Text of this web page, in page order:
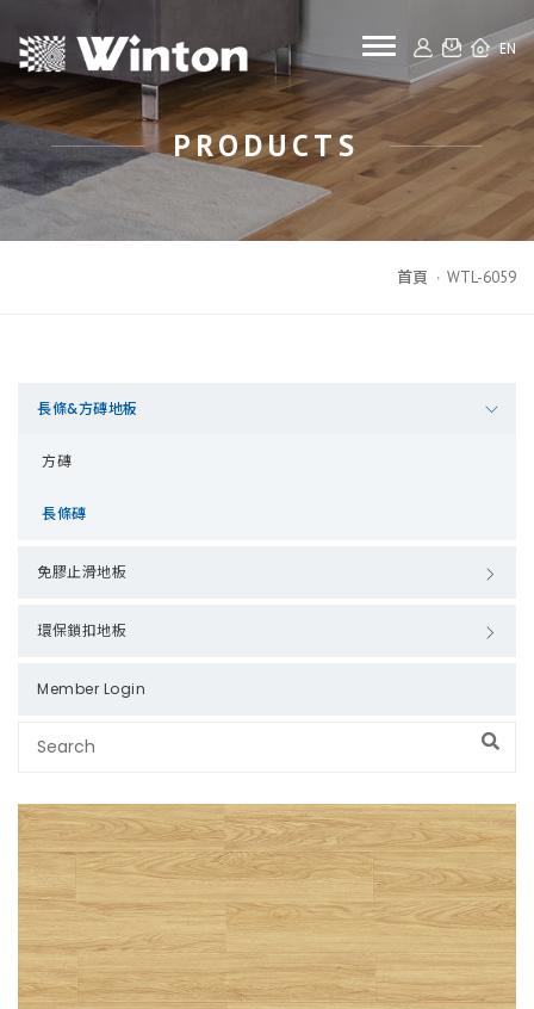
toggle EN
PRODUCTS
首頁 WTL-6059
長條&方磚地板
方磚
長條磚
免膠止滑地板
環保鎖扣地板
Member Login